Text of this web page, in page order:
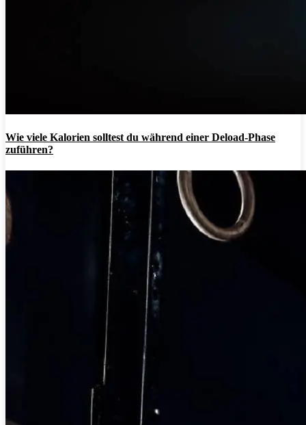
Wie viele Kalorien solltest du während einer Deload-Phase
zuführen?